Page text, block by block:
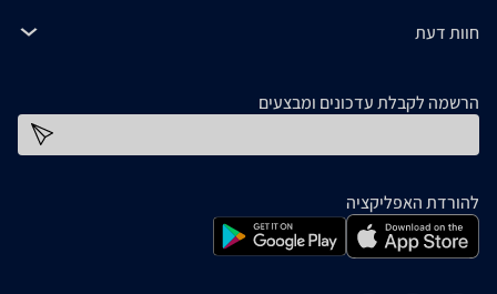
חוות דעת
הרשמה לקבלת עדכונים ומבצעים
להורדת האפליקציה